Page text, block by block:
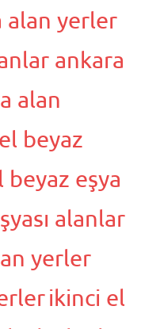
alan yerler
ankara
alan
beyaz
beyaz eşya
alanlar
yerler
ikinci el